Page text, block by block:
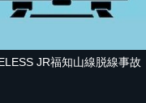
JR福知山線脱線事故